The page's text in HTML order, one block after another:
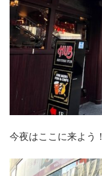
今夜はここに来よう！